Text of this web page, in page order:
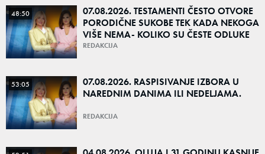
48:50
07.08.2026. TESTAMENTI ČESTO OTVORE
PORODIČNE SUKOBE TEK KADA NEKOGA
VIŠE NEMA- KOLIKO SU ČESTE ODLUKE
DA NAJBLIŽI OSTANU BEZ NASLEDSTVA?
REDAKCIJA
53:05
07.08.2026. RASPISIVANJE IZBORA U
NAREDNIM DANIMA ILI NEDELJAMA.
REDAKCIJA